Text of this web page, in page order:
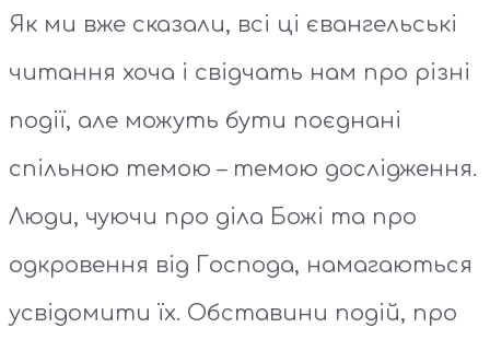
Як ми вже сказали, всі ці євангельські
читання хоча і свідчать нам про різні
події, але можуть бути поєднані
спільною темою – темою дослідження.
Люди, чуючи про діла Божі та про
одкровення від Господа, намагаються
усвідомити їх. Обставини подій, про